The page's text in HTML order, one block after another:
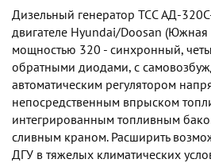
Дизельный генератор TCC АД-
двигателе Hyundai/Doosan (Южная
мощностью 320 - синхронный,
обратными диодами, с
автоматическим регулятором
непосредственным впрыском
интегрированным топливным
сливным краном. Расширить
ДГУ в тяжелых климатических